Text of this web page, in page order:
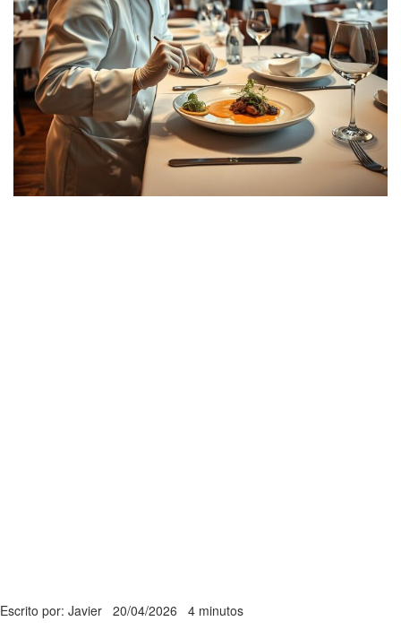
Escrito por: Javier 20/04/2026 4 minutos